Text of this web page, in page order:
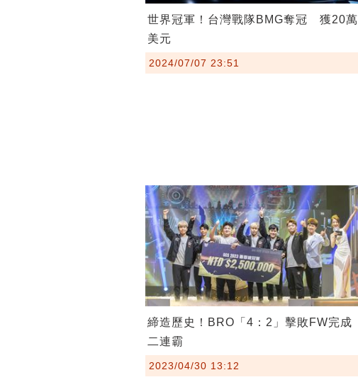
世界冠軍！台灣戰隊BMG奪冠 獲20萬
美元
2024/07/07 23:51
締造歷史！BRO「4：2」擊敗FW完成
二連霸
2023/04/30 13:12